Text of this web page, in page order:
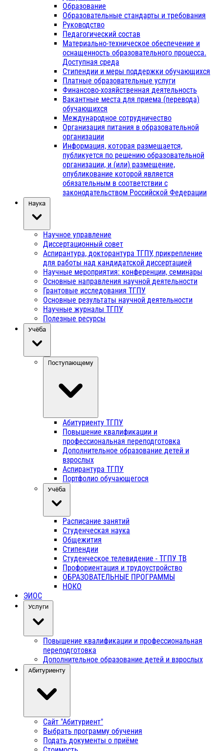
Образование
Образовательные стандарты и требования
Руководство
Педагогический состав
Материально-техническое обеспечение и
оснащенность образовательного процесса.
Доступная среда
Стипендии и меры поддержки обучающихся
Платные образовательные услуги
Финансово-хозяйственная деятельность
Вакантные места для приема (перевода)
обучающихся
Международное сотрудничество
Организация питания в образовательной
организации
Информация, которая размещается,
публикуется по решению образовательной
организации, и (или) размещение,
опубликование которой является
обязательным в соответствии с
законодательством Российской Федерации
Наука
Научное управление
Диссертационный совет
Аспирантура, докторантура ТГПУ, прикрепление
для работы над кандидатской диссертацией
Научные мероприятия: конференции, семинары
Основные направления научной деятельности
Грантовые исследования ТГПУ
Основные результаты научной деятельности
Научные журналы ТГПУ
Полезные ресурсы
Учёба
Поступающему
Абитуриенту ТГПУ
Повышение квалификации и
профессиональная переподготовка
Дополнительное образование детей и
взрослых
Аспирантура ТГПУ
Портфолио обучающегося
Учёба
Расписание занятий
Студенческая наука
Общежития
Стипендии
Студенческое телевидение - ТГПУ ТВ
Профориентация и трудоустройство
ОБРАЗОВАТЕЛЬНЫЕ ПРОГРАММЫ
НОКО
ЭИОС
Услуги
Повышение квалификации и профессиональная
переподготовка
Дополнительное образование детей и взрослых
Абитуриенту
Сайт "Абитуриент"
Выбрать программу обучения
Подать документы о приёме